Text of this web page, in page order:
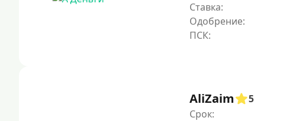
Ставка:
Одобрение:
AliZaim
5
Срок: